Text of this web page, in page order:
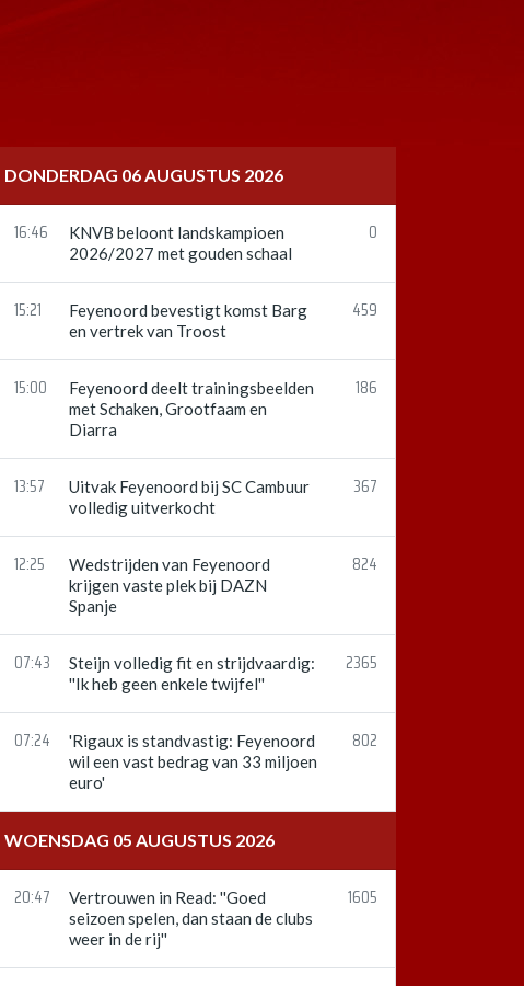
DONDERDAG 06 AUGUSTUS 2026
16:46
KNVB beloont landskampioen
2026/2027 met gouden schaal
0
15:21
Feyenoord bevestigt komst Barg
en vertrek van Troost
459
15:00
Feyenoord deelt trainingsbeelden
met Schaken, Grootfaam en
Diarra
186
13:57
Uitvak Feyenoord bij SC Cambuur
volledig uitverkocht
367
12:25
Wedstrijden van Feyenoord
krijgen vaste plek bij DAZN
Spanje
824
07:43
Steijn volledig fit en strijdvaardig:
''Ik heb geen enkele twijfel''
2365
07:24
'Rigaux is standvastig: Feyenoord
wil een vast bedrag van 33 miljoen
euro'
802
WOENSDAG 05 AUGUSTUS 2026
20:47
Vertrouwen in Read: ''Goed
seizoen spelen, dan staan de clubs
weer in de rij''
1605